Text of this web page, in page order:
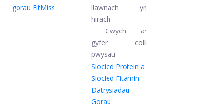
llawnach yn
hirach
Gwych ar
gyfer colli
pwysau
Siocled Protein a
Siocled Fitamin
Datrysiadau
Gorau